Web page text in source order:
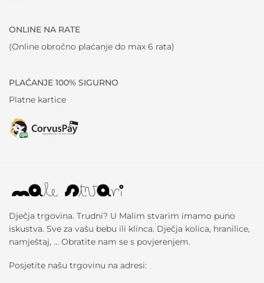
ONLINE NA RATE
(Online obročno plaćanje do max 6 rata)
PLAĆANJE 100% SIGURNO
Platne kartice
Dječja trgovina. Trudni? U Malim stvarim imamo puno
iskustva. Sve za vašu bebu ili klinca. Dječja kolica, hranilice,
namještaj, … Obratite nam se s povjerenjem.
Posjetite našu trgovinu na adresi: